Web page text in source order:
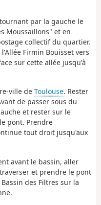
par la gauche le
Moussaillons" et en
collectif du quartier.
Firmin Bouisset vers
sur cette allée jusqu'à
ville de Toulouse. Rester
de passer sous du
et rester sur le
pont. Prendre
tout droit jusqu'aux
avant le bassin, aller
et prendre le pont
des Filtres sur la